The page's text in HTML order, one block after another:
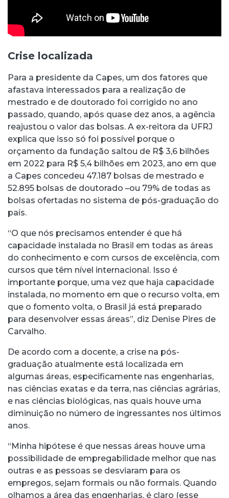
Crise localizada
Para a presidente da Capes, um dos fatores que
afastava interessados para a realização de
mestrado e de doutorado foi corrigido no ano
passado, quando, após quase dez anos, a agência
reajustou o valor das bolsas. A ex-reitora da UFRJ
explica que isso só foi possível porque o
orçamento da fundação saltou de R$ 3,6 bilhões
em 2022 para R$ 5,4 bilhões em 2023, ano em que
a Capes concedeu 47.187 bolsas de mestrado e
52.895 bolsas de doutorado –ou 79% de todas as
bolsas ofertadas no sistema de pós-graduação do
país.
“O que nós precisamos entender é que há
capacidade instalada no Brasil em todas as áreas
do conhecimento e com cursos de excelência, com
cursos que têm nível internacional. Isso é
importante porque, uma vez que haja capacidade
instalada, no momento em que o recurso volta, em
que o fomento volta, o Brasil já está preparado
para desenvolver essas áreas”, diz Denise Pires de
Carvalho.
De acordo com a docente, a crise na pós-
graduação atualmente está localizada em
algumas áreas, especificamente nas engenharias,
nas ciências exatas e da terra, nas ciências agrárias,
e nas ciências biológicas, nas quais houve uma
diminuição no número de ingressantes nos últimos
anos.
“Minha hipótese é que nessas áreas houve uma
possibilidade de empregabilidade melhor que nas
outras e as pessoas se desviaram para os
empregos, sejam formais ou não formais. Quando
olhamos a área das engenharias, é claro (esse